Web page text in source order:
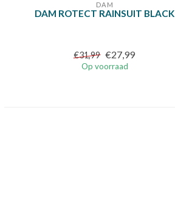
DAM
DAM ROTECT RAINSUIT BLACK
€31,99 €27,99
Op voorraad